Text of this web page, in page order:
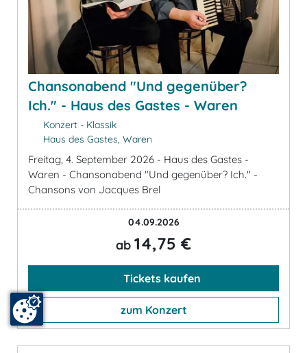
Chansonabend "Und gegenüber?
Ich." - Haus des Gastes - Waren
Konzert - Klassik
Haus des Gastes, Waren
Freitag, 4. September 2026 - Haus des Gastes -
Waren - Chansonabend "Und gegenüber? Ich." -
Chansons von Jacques Brel
04.09.2026
ab 14,75 €
Tickets kaufen
zum Konzert